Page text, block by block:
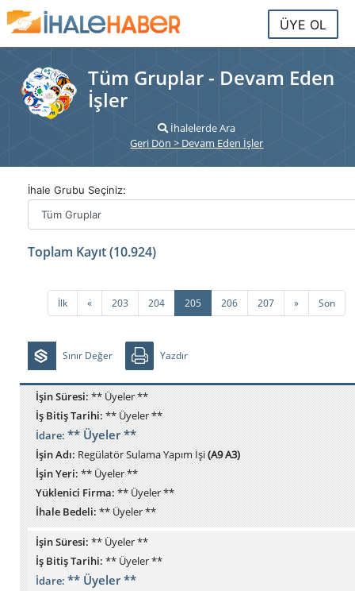
ÜYE OL
Tüm Gruplar - Devam Eden
İşler
İhalelerde Ara
Geri Dön > Devam Eden İşler
İhale Grubu Seçiniz:
Toplam Kayıt (10.924)
İlk «Önceki
203 204 205 206 207 »Sonraki
Son
Sınır Değer Yazdır
İşin Süresi:** Üyeler **
İş Bitiş Tarihi:** Üyeler **
İdare:** Üyeler **
İşin Adı:Regülatör Sulama Yapım İşi(A9 A3)
İşin Yeri:** Üyeler **
Yüklenici Firma:** Üyeler **
İhale Bedeli:** Üyeler **
İşin Süresi: ** Üyeler **
İş Bitiş Tarihi: ** Üyeler **
İdare: ** Üyeler **